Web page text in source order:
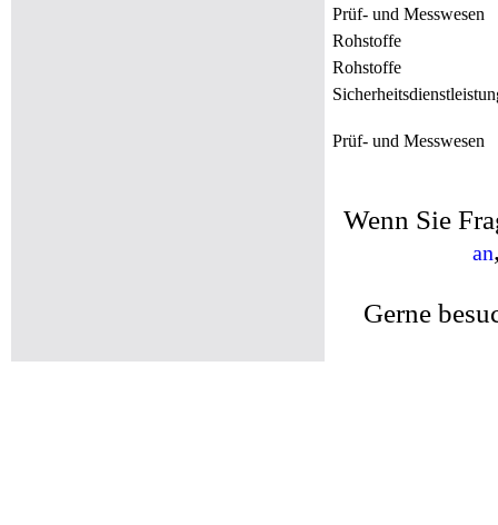
Prüf- und Messwesen
Rohstoffe
Rohstoffe
Prüf- und Messwesen
Wenn Sie
an
Gerne